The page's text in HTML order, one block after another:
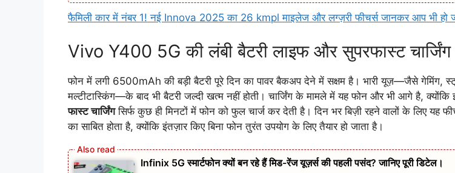
फैमिली कार में नंबर 1! नई Innova 2025 का 26 kmpl माइलेज और लग्ज़री फीचर्स जानकर आप भी हो
Vivo Y400 5G की लंबी बैटरी लाइफ और सुपरफास्ट चार्जिंग
फोन में लगी 6500mAh की बड़ी बैटरी पूरे दिन का पावर बैकअप देने में सक्षम है। भारी यूज़—जैसे गेमिंग,
मल्टीटास्किंग—के बाद भी बैटरी जल्दी खत्म नहीं होती। चार्जिंग के मामले में यह फोन और भी आगे है, क्योंकि
फास्ट चार्जिंगसिर्फ कुछ ही मिनटों में फोन को फुल चार्ज कर देती है। दिन भर बिज़ी रहने वालों के लिए यह
का साबित होता है, क्योंकि इंतज़ार किए बिना फोन तुरंत उपयोग के लिए तैयार हो जाता है।
Infinix 5G स्मार्टफोन क्यों बन रहे हैं मिड-रेंज यूज़र्स की पहली पसंद? जानिए पूरी डिटेल।